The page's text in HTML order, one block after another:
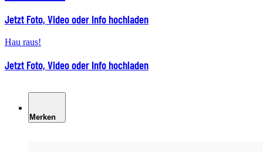
Jetzt Foto, Video oder Info hochladen
Hau raus!
Jetzt Foto, Video oder Info hochladen
Merken